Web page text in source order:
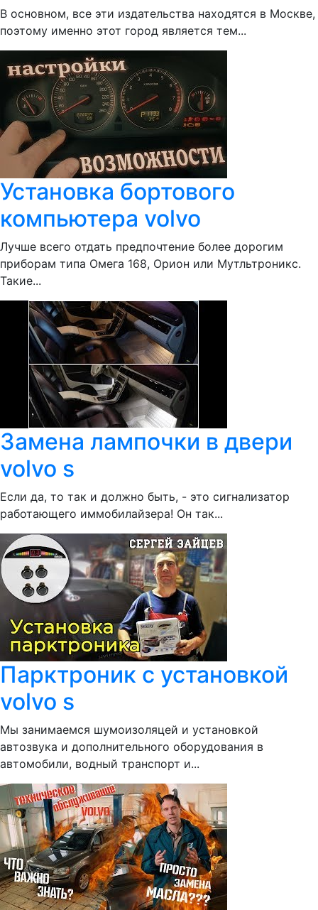
В основном, все эти издательства находятся в Москве,
поэтому именно этот город является тем...
Установка бортового
компьютера volvo
Лучше всего отдать предпочтение более дорогим
приборам типа Омега 168, Орион или Мутльтроникс.
Такие...
Замена лампочки в двери
volvo s
Если да, то так и должно быть, - это сигнализатор
работающего иммобилайзера! Он так...
Парктроник с установкой
volvo s
Мы занимаемся шумоизоляцей и установкой
автозвука и дополнительного оборудования в
автомобили, водный транспорт и...